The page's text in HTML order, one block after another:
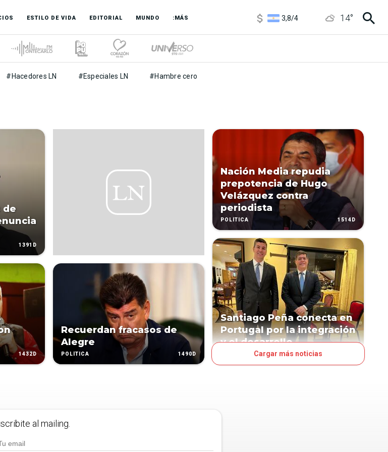
ESTILO DE VIDA EDITORIAL MUNDO :MÁS
3,8/4
14°
#Hacedores LN #Especiales LN #Hambre cero
de
1391D
1432D
Recuerdan fracasos de
Alegre
POLÍTICA 1490D
Nación Media repudia
prepotencia de Hugo
Velázquez contra
periodista
POLÍTICA 1514D
Santiago Peña conecta en
Portugal por la integración
y el desarrollo
Cargar más noticias
al mailing.